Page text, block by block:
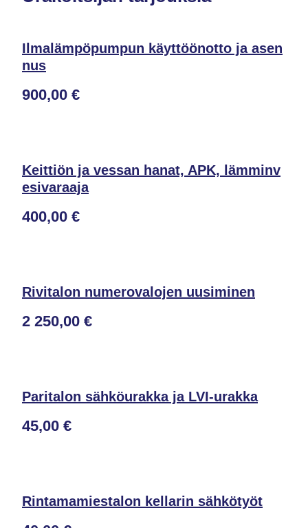
Ilmalämpöpumpun käyttöönotto ja asen
nus
900,00 €
Keittiön ja vessan hanat, APK, lämminv
esivaraaja
400,00 €
Rivitalon numerovalojen uusiminen
2 250,00 €
Paritalon sähköurakka ja LVI-urakka
45,00 €
Rintamamiestalon kellarin sähkötyöt